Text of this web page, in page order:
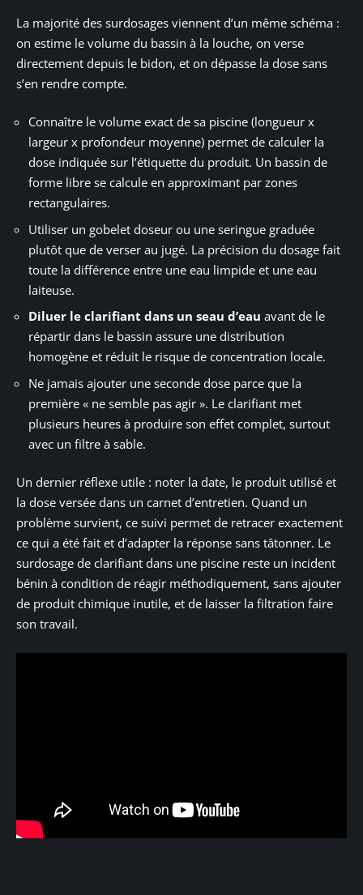
La majorité des surdosages viennent d’un même schéma :
on estime le volume du bassin à la louche, on verse
directement depuis le bidon, et on dépasse la dose sans
s’en rendre compte.
Connaître le volume exact de sa piscine (longueur x
largeur x profondeur moyenne) permet de calculer la
dose indiquée sur l’étiquette du produit. Un bassin de
forme libre se calcule en approximant par zones
rectangulaires.
Utiliser un gobelet doseur ou une seringue graduée
plutôt que de verser au jugé. La précision du dosage fait
toute la différence entre une eau limpide et une eau
laiteuse.
Diluer le clarifiant dans un seau d’eau avant de le
répartir dans le bassin assure une distribution
homogène et réduit le risque de concentration locale.
Ne jamais ajouter une seconde dose parce que la
première « ne semble pas agir ». Le clarifiant met
plusieurs heures à produire son effet complet, surtout
avec un filtre à sable.
Un dernier réflexe utile : noter la date, le produit utilisé et
la dose versée dans un carnet d’entretien. Quand un
problème survient, ce suivi permet de retracer exactement
ce qui a été fait et d’adapter la réponse sans tâtonner. Le
surdosage de clarifiant dans une piscine reste un incident
bénin à condition de réagir méthodiquement, sans ajouter
de produit chimique inutile, et de laisser la filtration faire
son travail.